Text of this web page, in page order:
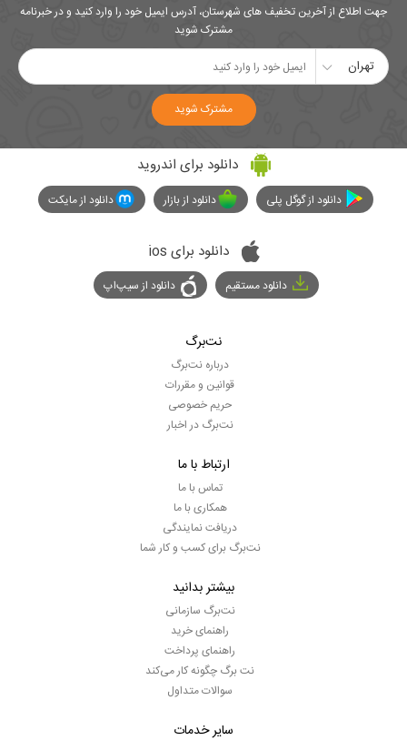
جهت اطلاع از آخرین تخفیف های شهرستان، آدرس ایمیل خود را وارد کنید و در خبرنامه
مشترک شوید
تهران
مشترک شوید
دانلود برای اندروید
دانلود از گوگل پلی دانلود از بازار دانلود از مایکت
دانلود برای ios
دانلود مستقیم دانلود از سیپ‌اپ
نت‌برگ
درباره نت‌برگ
قوانین و مقررات
حریم خصوصی
نت‌برگ در اخبار
ارتباط با ما
تماس با ما
همکاری با ما
دریافت نمایندگی
نت‌برگ برای کسب و کار شما
بیشتر بدانید
نت‌برگ سازمانی
راهنمای خرید
راهنمای پرداخت
نت برگ چگونه کار می‌کند
سوالات متداول
سایر خدمات